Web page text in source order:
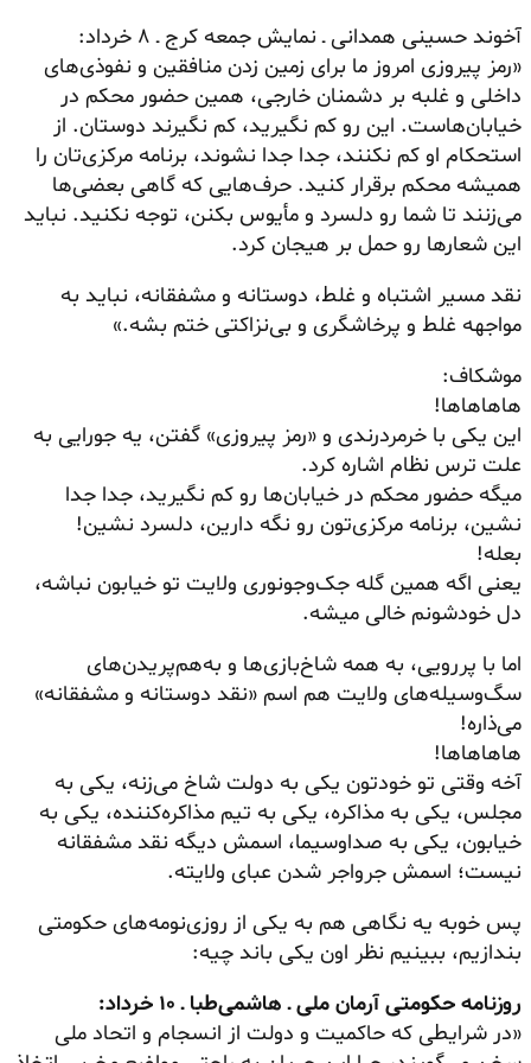
آخوند حسینی همدانی ـ نمایش جمعه کرج ـ ۸ خرداد:
«رمز پیروزی امروز ما برای زمین زدن منافقین و نفوذی‌های
داخلی و غلبه بر دشمنان خارجی، همین حضور محکم در
خیابان‌هاست. این رو کم نگیرید، کم نگیرند دوستان. از
استحکام او کم نکنند، جدا جدا نشوند، برنامه مرکزی‌تان را
همیشه محکم برقرار کنید. حرف‌هایی که گاهی بعضی‌ها
می‌زنند تا شما رو دلسرد و مأیوس بکنن، توجه نکنید. نباید
این شعارها رو حمل بر هیجان کرد.
نقد مسیر اشتباه و غلط، دوستانه و مشفقانه، نباید به
مواجهه غلط و پرخاشگری و بی‌نزاکتی ختم بشه.»
موشکاف:
هاهاهاها!
این یکی با خرمردرندی و «رمز پیروزی» گفتن، یه جورایی به
علت ترس نظام اشاره کرد.
میگه حضور محکم در خیابان‌ها رو کم نگیرید، جدا جدا
نشین، برنامه مرکزی‌تون رو نگه دارین، دلسرد نشین!
بعله!
یعنی اگه همین گله جک‌وجونوری ولایت تو خیابون نباشه،
دل خودشونم خالی میشه.
اما با پررویی، به همه شاخ‌بازی‌ها و به‌هم‌پریدن‌های
سگ‌وسیله‌های ولایت هم اسم «نقد دوستانه و مشفقانه»
می‌ذاره!
هاهاهاها!
آخه وقتی تو خودتون یکی به دولت شاخ می‌زنه، یکی به
مجلس، یکی به مذاکره، یکی به تیم مذاکره‌کننده، یکی به
خیابون، یکی به صداوسیما، اسمش دیگه نقد مشفقانه
نیست؛ اسمش جرواجر شدن عبای ولایته.
پس خوبه یه نگاهی هم به یکی از روزی‌نومه‌های حکومتی
بندازیم، ببینیم نظر اون یکی باند چیه:
روزنامه حکومتی آرمان ملی ـ هاشمی‌طبا ـ ۱۰ خرداد:
«در شرایطی که حاکمیت و دولت از انسجام و اتحاد ملی